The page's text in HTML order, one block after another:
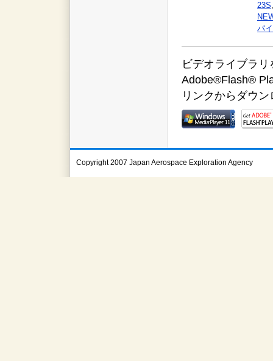
23S
パ
ビデオライブラ
Adobe®Flash®
リンクからダウ
Copyright 2007 Japan Aerospace Exploration Agency